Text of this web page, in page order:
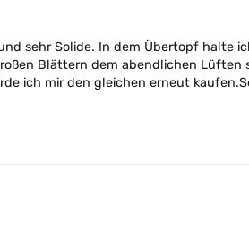
sehr Solide. In dem Übertopf halte
Blättern dem abendlichen
ich mir den gleichen erneut